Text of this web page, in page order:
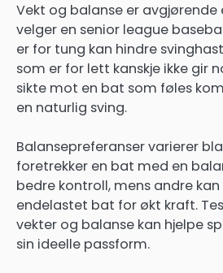
Vekt og balanse er
velger en senior league
er for tung kan hindre
som er for lett kanskje ikke gir
sikte mot en bat som føles
en naturlig sving.
Balansepreferanser varierer
foretrekker en bat med en
bedre kontroll, mens andre kan
endelastet bat for økt kraft.
vekter og balanse kan hjelpe
sin ideelle passform.